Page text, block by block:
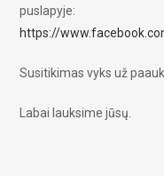
puslapyje:
https://
Susitikimas vyks už
Labai lauksime jūsų.